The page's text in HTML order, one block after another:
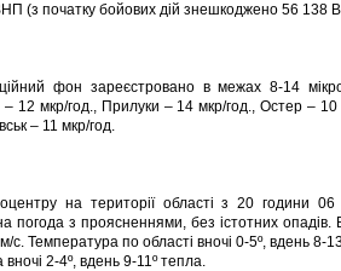
(з початку бойових дій знешкоджено 56 138
фон зареєстровано в межах 8-14
– 12 мкр/год., Прилуки – 14 мкр/год., Остер –
– 11 мкр/год.
на території області з 20 години
погода з проясненнями, без істотних опадів.
с. Температура по області вночі 0-5º, вдень 8-
2-4º, вдень 9-11º тепла.